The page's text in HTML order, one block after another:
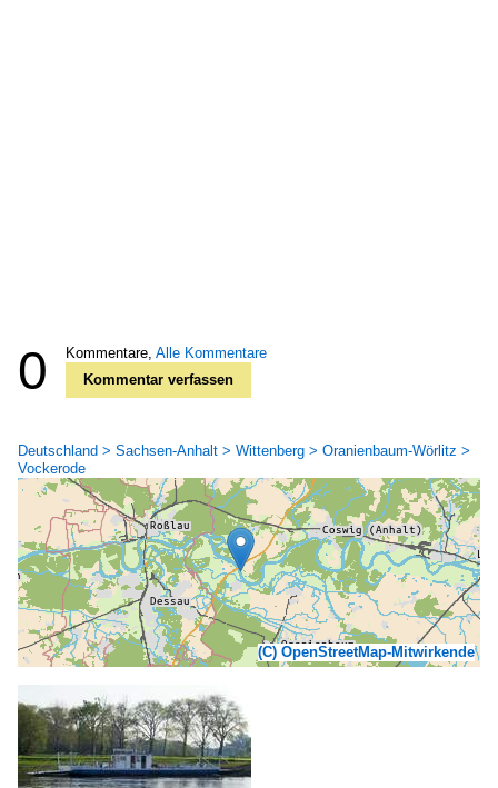
0 Kommentare, Alle Kommentare
Kommentar verfassen
Deutschland > Sachsen-Anhalt > Wittenberg > Oranienbaum-Wörlitz >
Vockerode
(C) OpenStreetMap-Mitwirkende